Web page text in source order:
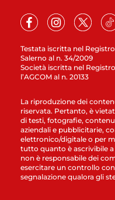
Testata iscritta nel
Salerno al n. 34/2009
Società iscritta nel
l’AGCOM al n. 20133
La riproduzione dei
riservata. Pertanto, è
di testi, fotografie,
aziendali e pubblicitarie,
elettronico/digitale o per
tutto quanto è ascrivibile
non è responsabile dei
esercitare un controllo
segnalazione qualora gli